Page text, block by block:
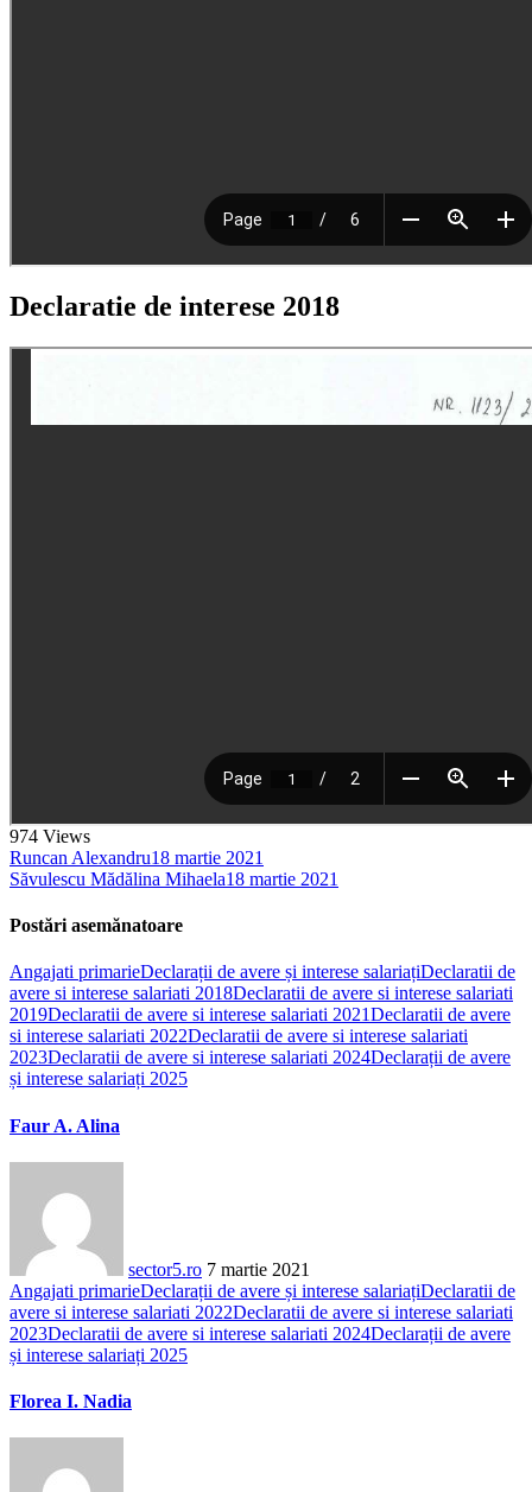
Declaratie de interese 2018
974 Views
Runcan Alexandru18 martie 2021
Săvulescu Mădălina Mihaela18 martie 2021
Postări asemănatoare
Angajati primarieDeclarații de avere și interese salariațiDeclaratii de
avere si interese salariati 2018Declaratii de avere si interese salariati
2019Declaratii de avere si interese salariati 2021Declaratii de avere
si interese salariati 2022Declaratii de avere si interese salariati
2023Declaratii de avere si interese salariati 2024Declarații de avere
și interese salariați 2025
Faur A. Alina
sector5.ro 7 martie 2021
Angajati primarieDeclarații de avere și interese salariațiDeclaratii de
avere si interese salariati 2022Declaratii de avere si interese salariati
2023Declaratii de avere si interese salariati 2024Declarații de avere
și interese salariați 2025
Florea I. Nadia